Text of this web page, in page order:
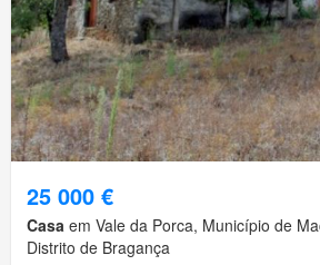
25 000 €
Casa em Vale da Porca, Município de
Distrito de Bragança